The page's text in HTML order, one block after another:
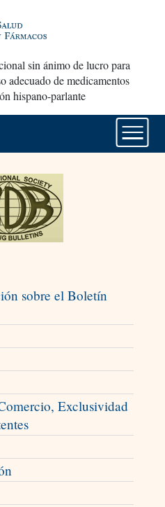
sin ánimo de lucro para
adecuado de medicamentos
hispano-parlante
sobre el Boletín
Exclusividad